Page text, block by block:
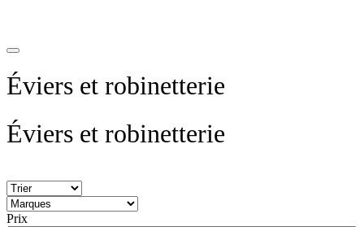
Éviers et robinetterie
Éviers et robinetterie
Prix